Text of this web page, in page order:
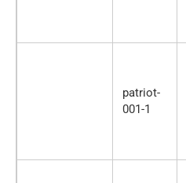
patriot-
001-1